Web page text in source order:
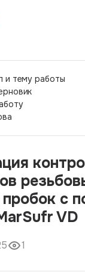
и тему работы
пробок с
VD
1